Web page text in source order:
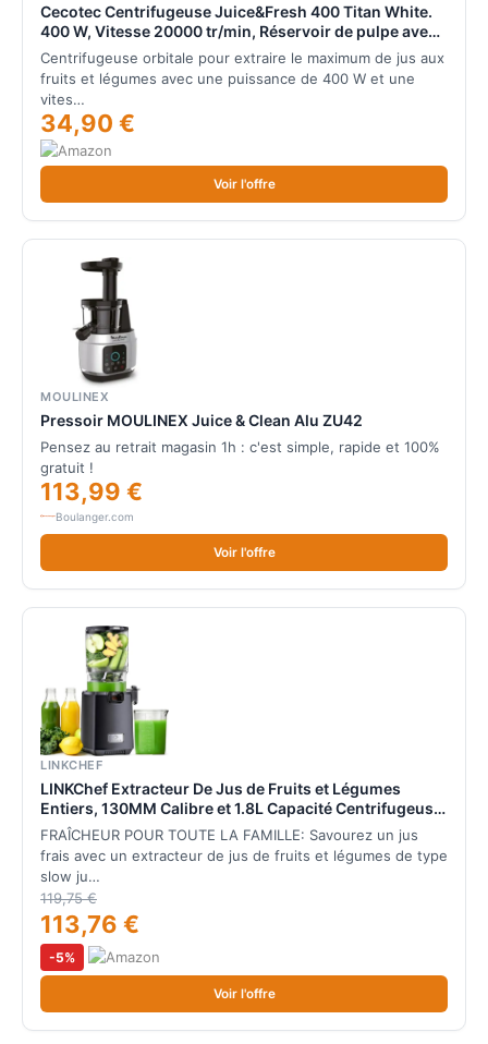
Cecotec Centrifugeuse Juice&Fresh 400 Titan White.
400 W, Vitesse 20000 tr/min, Réservoir de pulpe avec
1L, 2 Vitesses, Disque revêtu en titane noir, Bol pour le
jus de 350 ml.
Centrifugeuse orbitale pour extraire le maximum de jus aux
fruits et légumes avec une puissance de 400 W et une
vites…
34,90 €
Voir l'offre
MOULINEX
Pressoir MOULINEX Juice & Clean Alu ZU42
Pensez au retrait magasin 1h : c'est simple, rapide et 100%
gratuit !
113,99 €
Boulanger.com
Voir l'offre
LINKCHEF
LINKChef Extracteur De Jus de Fruits et Légumes
Entiers, 130MM Calibre et 1.8L Capacité Centrifugeuse,
250W Slow Juicer Machine Avec Fonction Inverse,
Facile à Installer et à Nettoyer, Sans BPA, Noir
FRAÎCHEUR POUR TOUTE LA FAMILLE: Savourez un jus
frais avec un extracteur de jus de fruits et légumes de type
slow ju…
119,75 €
113,76 €
-5%
Voir l'offre